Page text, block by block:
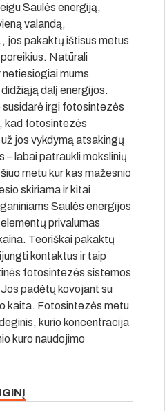
Saulės energiją,
valandą,
jos pakaktų ištisus metus
Natūrali
mums
dalį energijos.
susidarė irgi fotosintezės
kad fotosintezės
jos vykdymą atsakingų
– labai patraukli mokslinių
metu kur kas mažesnio
skiriama ir kitai
Saulės energijos
privalumas
Teoriškai pakaktų
kontaktus ir taip
fotosintezės sistemos
padėtų kovojant su
kaita. Fotosintezės metu
kurio koncentracija
kuro naudojimo